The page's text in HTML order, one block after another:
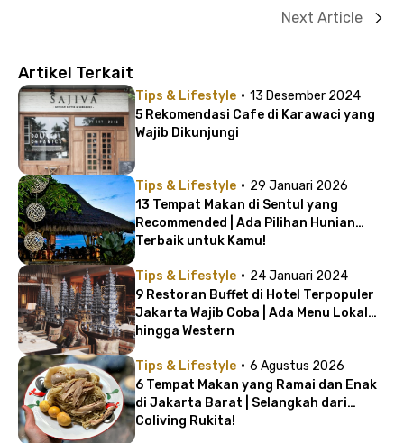
Next Article
Artikel Terkait
Tips & Lifestyle · 13 Desember 2024
5 Rekomendasi Cafe di Karawaci yang
Wajib Dikunjungi
Tips & Lifestyle · 29 Januari 2026
13 Tempat Makan di Sentul yang
Recommended | Ada Pilihan Hunian
Terbaik untuk Kamu!
Tips & Lifestyle · 24 Januari 2024
9 Restoran Buffet di Hotel Terpopuler
Jakarta Wajib Coba | Ada Menu Lokal
hingga Western
Tips & Lifestyle · 6 Agustus 2026
6 Tempat Makan yang Ramai dan Enak
di Jakarta Barat | Selangkah dari
Coliving Rukita!